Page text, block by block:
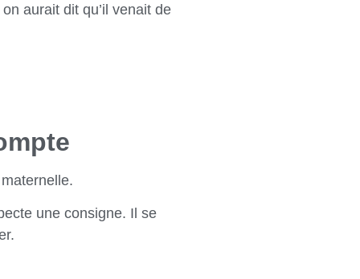
aurait dit qu’il venait de
une consigne. Il se